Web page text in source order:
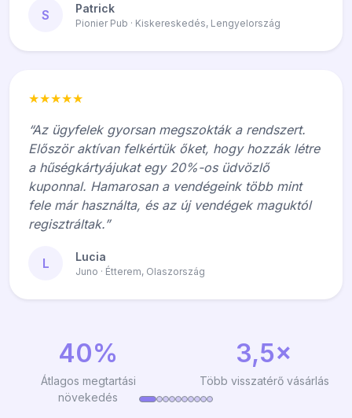
S Patrick
Pionier Pub · Kiskereskedés, Lengyelország
★★★★★
“Az ügyfelek gyorsan megszokták a rendszert.
Először aktívan felkértük őket, hogy hozzák létre
a hűségkártyájukat egy 20%-os üdvözlő
kuponnal. Hamarosan a vendégeink több mint
fele már használta, és az új vendégek maguktól
regisztráltak.”
L Lucia
Juno · Étterem, Olaszország
40%
Átlagos megtartási
növekedés
3,5×
Több visszatérő vásárlás